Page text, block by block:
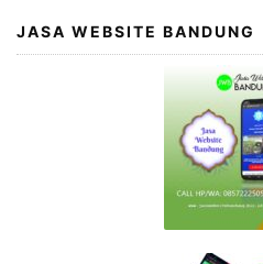
JASA WEBSITE BANDUNG